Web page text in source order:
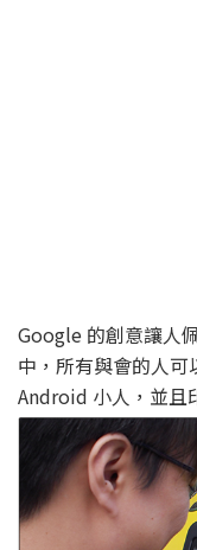
Google 的創意讓人
中，所有與會的人
Android 小人，並且